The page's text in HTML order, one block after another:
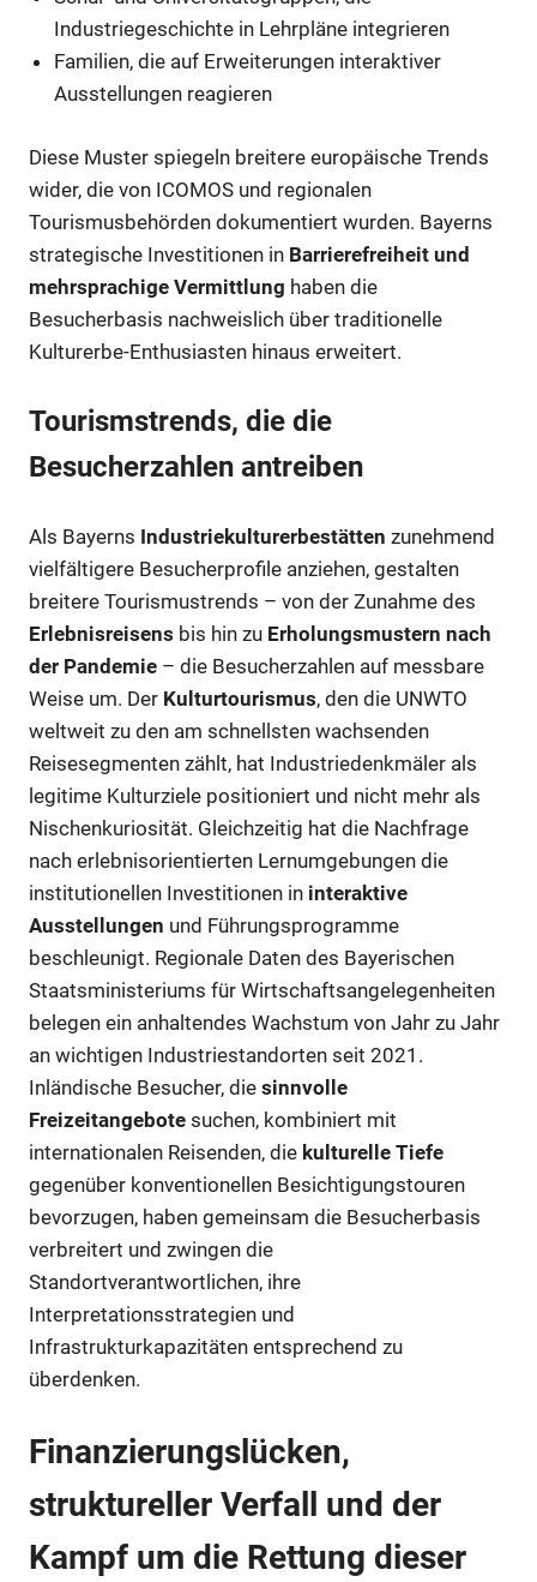
Industriegeschichte in Lehrpläne integrieren
Familien, die auf Erweiterungen interaktiver
Ausstellungen reagieren
Diese Muster spiegeln breitere europäische Trends
wider, die von ICOMOS und regionalen
Tourismusbehörden dokumentiert wurden. Bayerns
strategische Investitionen in Barrierefreiheit und
mehrsprachige Vermittlung haben die
Besucherbasis nachweislich über traditionelle
Kulturerbe-Enthusiasten hinaus erweitert.
Tourismstrends, die die
Besucherzahlen antreiben
Als Bayerns Industriekulturerbestätten zunehmend
vielfältigere Besucherprofile anziehen, gestalten
breitere Tourismustrends – von der Zunahme des
Erlebnisreisens bis hin zu Erholungsmustern nach
der Pandemie – die Besucherzahlen auf messbare
Weise um. Der Kulturtourismus, den die UNWTO
weltweit zu den am schnellsten wachsenden
Reisesegmenten zählt, hat Industriedenkmäler als
legitime Kulturziele positioniert und nicht mehr als
Nischenkuriosität. Gleichzeitig hat die Nachfrage
nach erlebnisorientierten Lernumgebungen die
institutionellen Investitionen in interaktive
Ausstellungen und Führungsprogramme
beschleunigt. Regionale Daten des Bayerischen
Staatsministeriums für Wirtschaftsangelegenheiten
belegen ein anhaltendes Wachstum von Jahr zu Jahr
an wichtigen Industriestandorten seit 2021.
Inländische Besucher, die sinnvolle
Freizeitangebote suchen, kombiniert mit
internationalen Reisenden, die kulturelle Tiefe
gegenüber konventionellen Besichtigungstouren
bevorzugen, haben gemeinsam die Besucherbasis
verbreitert und zwingen die
Standortverantwortlichen, ihre
Interpretationsstrategien und
Infrastrukturkapazitäten entsprechend zu
überdenken.
Finanzierungslücken,
struktureller Verfall und der
Kampf um die Rettung dieser